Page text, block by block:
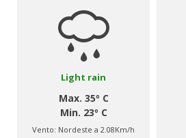
Light rain
Max. 35º C
Min. 23º C
Vento: Nordeste a 2.08Km/h